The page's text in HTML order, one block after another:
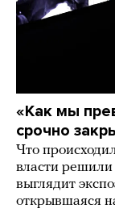
«Как мы
срочно
Что
власти решили
выглядит
открывшаяся